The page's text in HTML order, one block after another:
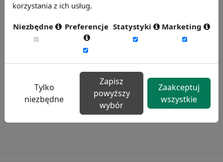
Zobacz więcej wiadomości
korzystania z ich usług.
Niezbędne Preferencje Statystyki Marketing
Tylko
niezbędne
Zapisz
powyższy
wybór
Zaakceptuj
wszystkie